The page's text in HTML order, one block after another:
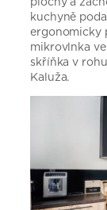
kuchyně
ergonomicky
mikrovlnka
skříňka v
Kaluža.